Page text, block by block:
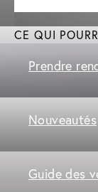
CE QUI
Prendre
Nouveautés
Guide des